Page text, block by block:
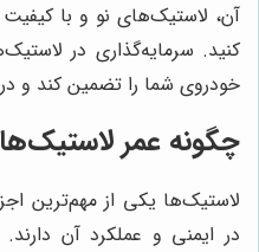
آن، لاستیک‌های نو و با کیفیت
کنید. سرمایه‌گذاری در
خودروی شما را تضمین کند و
چگونه عمر
لاستیک‌ها یکی از مهم‌ترین
در ایمنی و عملکرد آن